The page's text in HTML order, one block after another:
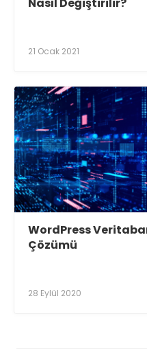
21 Ocak 2021
WordPress
Çözümü
28 Eylül 2020